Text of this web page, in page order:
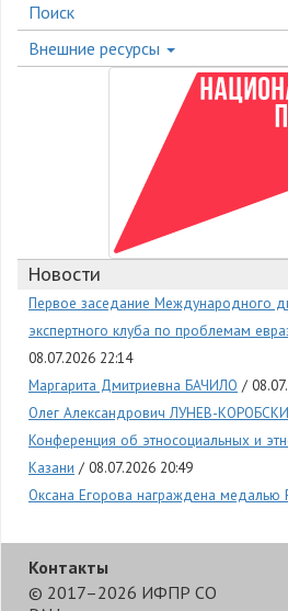
Поиск
Внешние ресурсы
Новости
Первое заседание Международного
экспертного клуба по проблемам
08.07.2026 22:14
Маргарита Дмитриевна БАЧИЛО
Олег Александрович ЛУНЕВ-
Конференция об этносоциальных и
Казани
08.07.2026 20:49
Оксана Егорова награждена медалью
Контакты
© 2017–2026 ИФПР СО